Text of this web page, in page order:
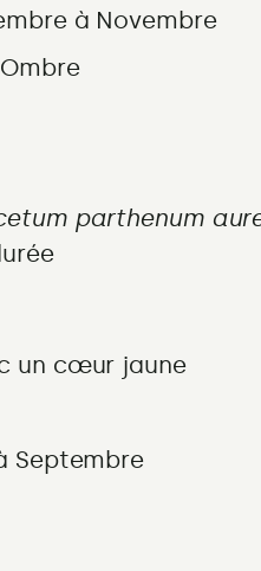
à Novembre
parthenum
un cœur jaune
Septembre